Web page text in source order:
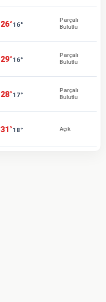
26°16°
Parçalı
Bulutlu
29°16°
Parçalı
Bulutlu
28°17°
Parçalı
Bulutlu
31°18° Açık